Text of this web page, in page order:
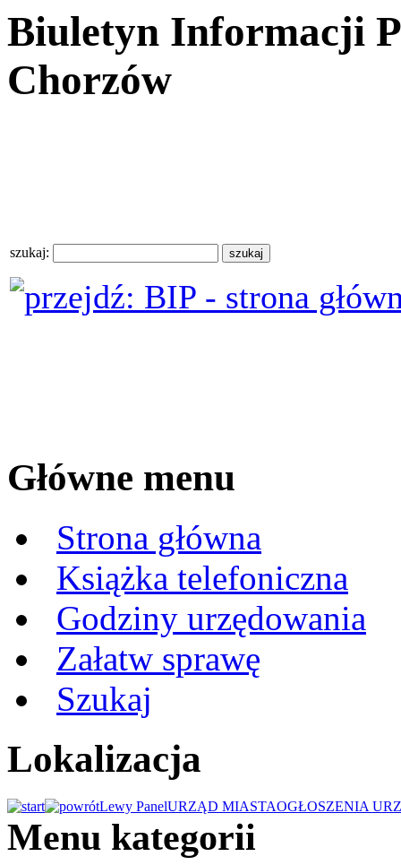
Biuletyn Informacji
Chorzów
szukaj:
Główne menu
Strona główna
Książka telefoniczna
Godziny urzędowania
Załatw sprawę
Szukaj
Lokalizacja
Lewy PanelURZĄD MIASTAOGŁOSZENIA
Menu kategorii